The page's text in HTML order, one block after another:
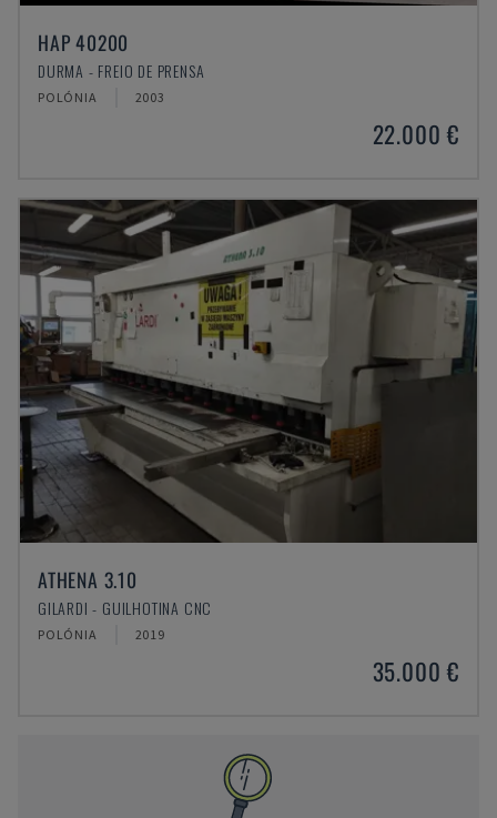
HAP 40200
DURMA - FREIO DE PRENSA
POLÓNIA 2003
22.000 €
ATHENA 3.10
GILARDI - GUILHOTINA CNC
POLÓNIA 2019
35.000 €